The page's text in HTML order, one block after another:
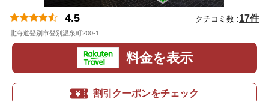
4.5 クチコミ数 :17件
北海道登別市登別温泉町200-1
料金を表示
割引クーポンをチェック